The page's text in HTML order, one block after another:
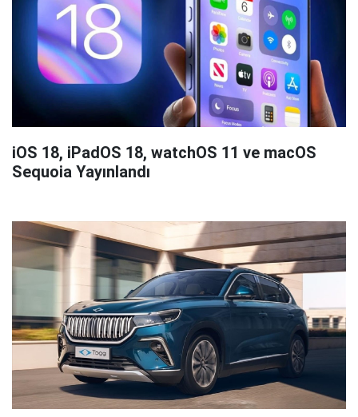
iOS 18, iPadOS 18, watchOS 11 ve macOS
Sequoia Yayınlandı